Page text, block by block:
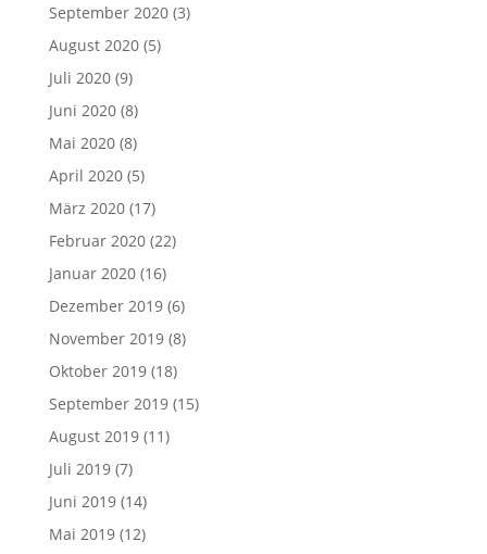
September 2020(3)
August 2020(5)
Juli 2020(9)
Juni 2020(8)
Mai 2020(8)
April 2020(5)
März 2020(17)
Februar 2020(22)
Januar 2020(16)
Dezember 2019(6)
November 2019(8)
Oktober 2019(18)
September 2019(15)
August 2019(11)
Juli 2019(7)
Juni 2019(14)
Mai 2019(12)